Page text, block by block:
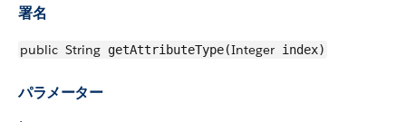
署名
public String getAttributeType(Integer index)
パラメーター